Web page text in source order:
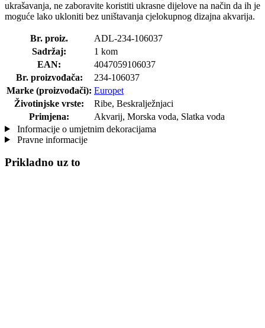
ukrašavanja, ne zaboravite koristiti ukrasne dijelove na način da ih je
moguće lako ukloniti bez uništavanja cjelokupnog dizajna akvarija.
Br. proiz.
ADL-234-106037
Sadržaj:
1 kom
EAN:
4047059106037
Br. proizvođača:
234-106037
Marke (proizvođači): Europet
Životinjske vrste:
Ribe, Beskralježnjaci
Primjena:
Akvarij, Morska voda, Slatka voda
Informacije o umjetnim dekoracijama
Pravne informacije
Prikladno uz to